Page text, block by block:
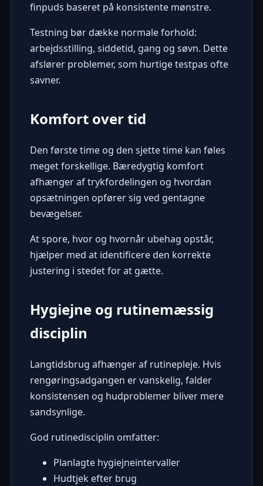
finpuds baseret på konsistente mønstre.
Testning bør dække normale forhold:
arbejdsstilling, siddetid, gang og søvn. Dette
afslører problemer, som hurtige testpas ofte
savner.
Komfort over tid
Den første time og den sjette time kan føles
meget forskellige. Bæredygtig komfort
afhænger af trykfordelingen og hvordan
opsætningen opfører sig ved gentagne
bevægelser.
At spore, hvor og hvornår ubehag opstår,
hjælper med at identificere den korrekte
justering i stedet for at gætte.
Hygiejne og rutinemæssig
disciplin
Langtidsbrug afhænger af rutinepleje. Hvis
rengøringsadgangen er vanskelig, falder
konsistensen og hudproblemer bliver mere
sandsynlige.
God rutinedisciplin omfatter:
Planlagte hygiejneintervaller
Hudtjek efter brug